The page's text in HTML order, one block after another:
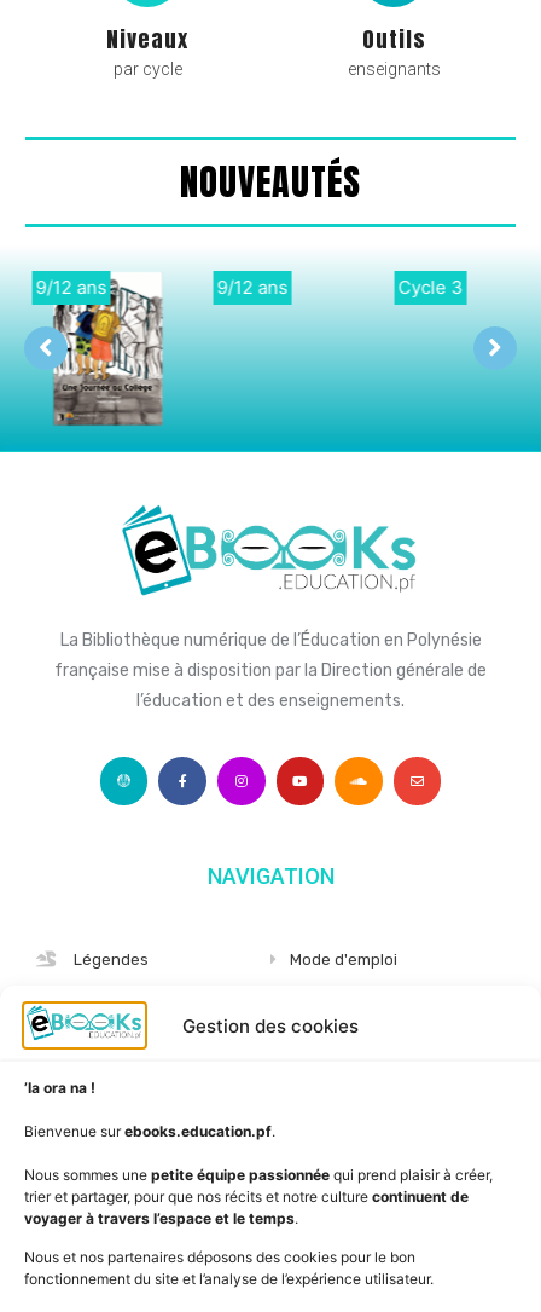
Gestion des cookies
’Ia ora na !
Bienvenue surebooks.education.pf.
Nous sommes une petite équipe passionnée qui prend plaisir à créer,
trier et partager, pour que nos récits et notre culture continuent de
voyager à travers l’espace et le temps.
Nous et nos partenaires déposons des cookies pour le bon
fonctionnement du site et l’analyse de l’expérience utilisateur.
Niveaux
par cycle
Outils
enseignants
NOUVEAUTÉS
9/12 ans Cycle 3 Didactique
La Bibliothèque numérique de l’Éducation en Polynésie
française mise à disposition par la Direction générale de
l’éducation et des enseignements.
NAVIGATION
Légendes
Albums
Langues
Niveaux
AudioBooks
Outils
Vidéos
Mode d'emploi
Mentions légales
www.education.pf
SUIVEZ L'ACTUALITÉ DE L'ÉDUCATION